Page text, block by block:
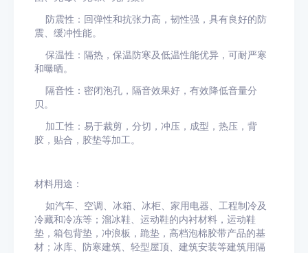
防震性：回弹性和抗张力高，韧性强，具有良好的防
震、缓冲性能。
保温性：隔热，保温防寒及低温性能优异，可耐严寒
和曝晒。
隔音性：密闭泡孔，隔音效果好，有效降低音量分
贝。
加工性：易于裁剪，分切，冲压，成型，热压，背
胶，贴合，胶垫等加工。
材料用途：
如汽车、空调、冰箱、冰柜、家用电器、工程制冷及
冷藏和冷冻等；溜冰鞋、运动鞋的内衬材料，运动鞋
垫，箱包背垫，冲浪板，跪垫，高档泡棉胶带产品的基
材；冰库、防寒建筑、轻型屋顶、建筑安装等建筑用隔